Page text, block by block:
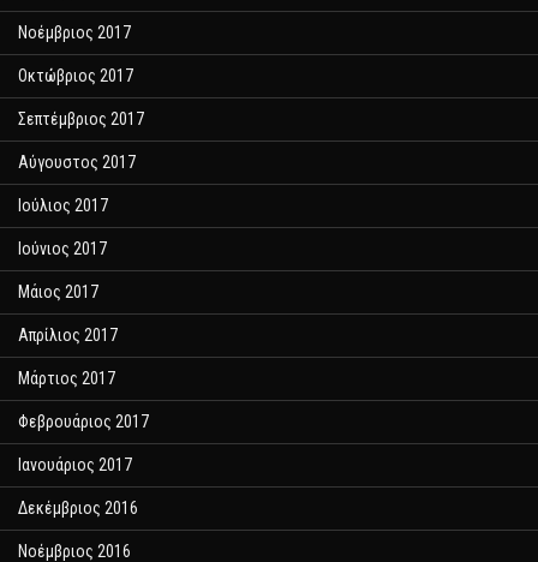
Νοέμβριος 2017
Οκτώβριος 2017
Σεπτέμβριος 2017
Αύγουστος 2017
Ιούλιος 2017
Ιούνιος 2017
Μάιος 2017
Απρίλιος 2017
Μάρτιος 2017
Φεβρουάριος 2017
Ιανουάριος 2017
Δεκέμβριος 2016
Νοέμβριος 2016